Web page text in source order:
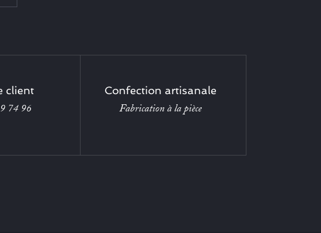
client
74 96
Confection artisanale
Fabrication à la pièce